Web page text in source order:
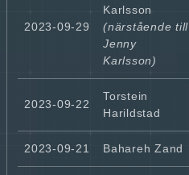
2023-09-29
Karlsson
(närstående till
Jenny
Karlsson)
2023-09-22
Torstein
Harildstad
2023-09-21 Bahareh Zand